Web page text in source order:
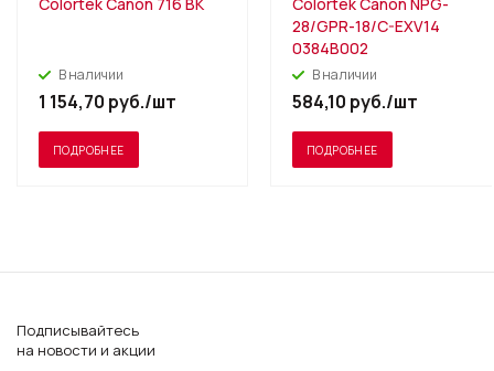
В наличии
1 154,70 руб./шт
ПОДРОБНЕЕ
28/GPR-18/C-EXV14
0384B002
В наличии
584,10 руб./шт
ПОДРОБНЕЕ
Подписывайтесь
на новости и акции